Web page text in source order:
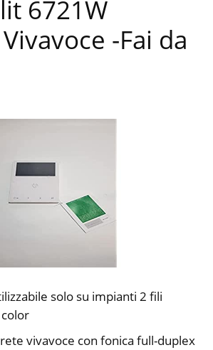
6721W
-Fai da
solo su impianti 2 fili
vivavoce con fonica full-duplex